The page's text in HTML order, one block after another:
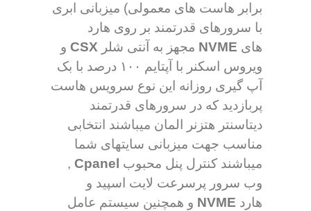
برابر هاست های معمولی) میزبانی ابری
با سرورهای قدرتمند بر روی هارد
های NVME مجهز به آنتی شلر CSX و
ویروس اسکنر با آپتایم ۱۰۰ درصد با بک
آپ گیری روزانه این نوع سرویس هاست
پربازدید که در سرورهای قدرتمند
دیتاسنتر هتزنر المان میباشند انتخابی
مناسب جهت میزبانی سایتهای شما
میباشند کنترل پنل محبوب Cpanel
,
وب سرور پرسرعت لایت اسپید و
هارد NVME و همچنین سیستم عامل